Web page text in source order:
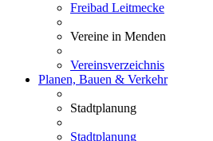
Freibad Leitmecke
Vereine in Menden
Vereinsverzeichnis
Planen, Bauen & Verkehr
Stadtplanung
Stadtplanung